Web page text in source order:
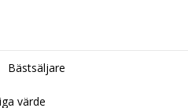
Bästsäljare
värde